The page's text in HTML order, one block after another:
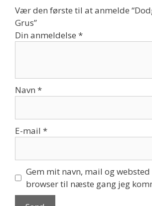
Vær den første til at anmelde
Grus”
Din anmeldelse *
Navn *
E-mail *
Gem mit navn, mail og websted
browser til næste gang jeg